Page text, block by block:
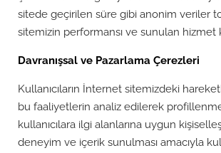
sitede geçirilen süre gibi anonim veriler
sitemizin performansı ve sunulan hizmet
Davranışsal ve Pazarlama Çerezleri
Kullanıcıların İnternet sitemizdeki
bu faaliyetlerin analiz edilerek
kullanıcılara ilgi alanlarına uygun
deneyim ve içerik sunulması amacıyla